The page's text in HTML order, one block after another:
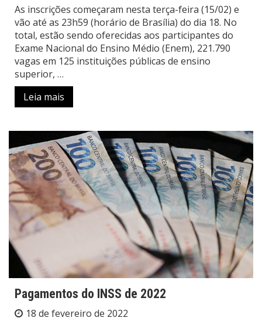
As inscrições começaram nesta terça-feira (15/02) e
vão até as 23h59 (horário de Brasília) do dia 18. No
total, estão sendo oferecidas aos participantes do
Exame Nacional do Ensino Médio (Enem), 221.790
vagas em 125 instituições públicas de ensino
superior, …
Leia mais
Pagamentos do INSS de 2022
18 de fevereiro de 2022